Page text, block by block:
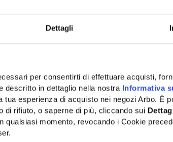
Dettagli
per consentirti di effettuare acquisti,
descritto in dettaglio nella nostra Informativa
esperienza di acquisto nei negozi Arbo. É
di rifiuto, o saperne di più, cliccando sui
qualsiasi momento, revocando i Cookie